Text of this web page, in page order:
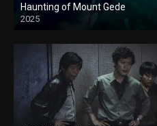
Haunting of Mount Gede
2025